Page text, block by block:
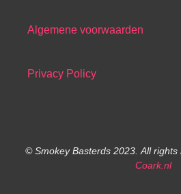
Algemene voorwaarden
Privacy Policy
© Smokey Basterds 2023. All rights
Coark.nl